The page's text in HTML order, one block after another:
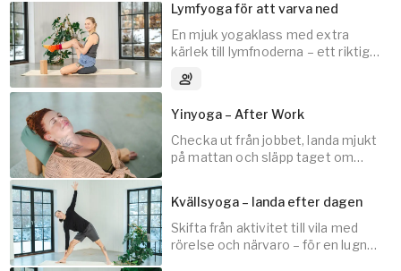
Vill du yoga mer med Jennie kan du gärna
kombinera denna klass medVäck kropp och
sinne till livsom kan passa som morgonpraktik
ochLadda om för ny energi
30min
15min
Lymfyoga för att varva ned
En mjuk yogaklass med extra
kärlek till lymfnoderna – ett riktigt
3 Audio tracks
20min
Yinyoga – After Work
Checka ut från jobbet, landa mjukt
på mattan och släpp taget om
Kvällsyoga – landa efter dagen
Skifta från aktivitet till vila med
rörelse och närvaro – för en lugn